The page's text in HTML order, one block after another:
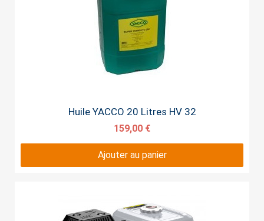
Aperçu rapide
Huile YACCO 20 Litres HV 32
159,00 €
Ajouter au panier